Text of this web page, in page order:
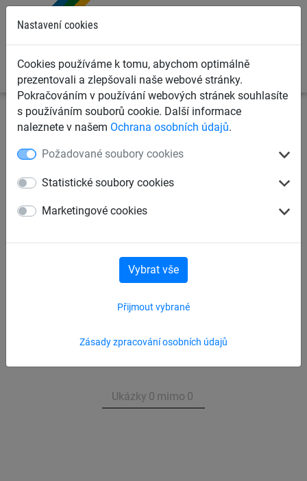
Nastavení cookies
Cookies používáme k tomu, abychom optimálně
prezentovali a zlepšovali naše webové stránky.
Pokračováním v používání webových stránek souhlasíte
s používáním souborů cookie. Další informace
naleznete v našem Ochrana osobních údajů.
Požadované soubory cookies
Statistické soubory cookies
Marketingové cookies
Zásady zpracování osobních údajů
Přijmout vybrané
Vybrat vše
Dětská lanová hřiště
Bezbariérové hrací prvky
Kompletní zařízení Závěsné komponenty
Závěsné komponenty
Ukázky 0 mimo 0